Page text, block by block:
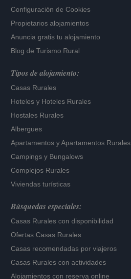
Configuración de Cookies
Propietarios alojamientos
Anuncia gratis tu alojamiento
Blog de Turismo Rural
Tipos de alojamiento:
Casas Rurales
Hoteles y Hoteles Rurales
Hostales Rurales
Albergues
Apartamentos yApartamentos Rurales
Campings y Bungalows
Complejos Rurales
Viviendas turísticas
Búsquedas especiales:
Casas Rurales con disponibilidad
Ofertas Casas Rurales
Casas recomendadas por viajeros
Casas Rurales con actividades
Alojamientos con reserva online